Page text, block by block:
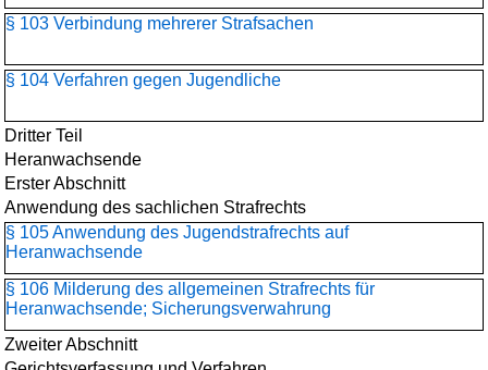
§ 103 Verbindung mehrerer Strafsachen
§ 104 Verfahren gegen Jugendliche
Dritter Teil
Heranwachsende
Erster Abschnitt
Anwendung des sachlichen Strafrechts
§ 105 Anwendung des Jugendstrafrechts auf
Heranwachsende
§ 106 Milderung des allgemeinen Strafrechts für
Heranwachsende; Sicherungsverwahrung
Zweiter Abschnitt